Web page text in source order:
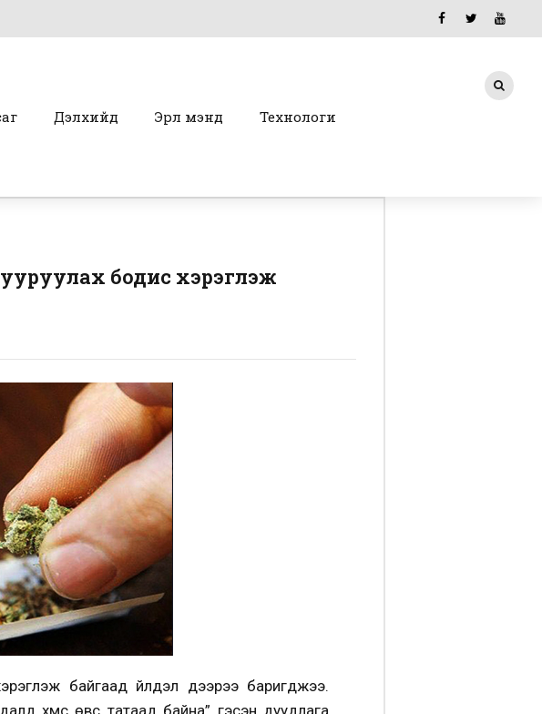
Дэлхийд Эрүүл мэнд Технологи
бодис хэрэглэж
байгаад үйлдэл дээрээ баригджээ.